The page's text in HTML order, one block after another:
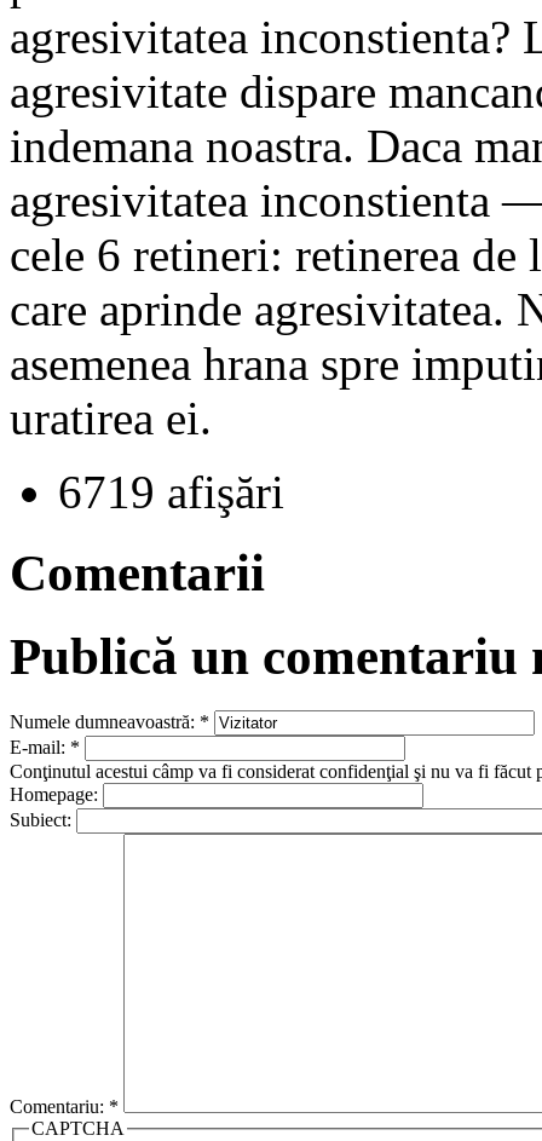
agresivitatea inconstienta?
agresivitate dispare
indemana noastra. Daca
agresivitatea inconstienta
cele 6 retineri: retinerea de
care aprinde agresivitatea.
asemenea hrana spre
uratirea ei.
6719 afişări
Comentarii
Publică un comentariu
Numele dumneavoastră: *
E-mail: *
Conţinutul acestui câmp va fi considerat confidenţial şi nu va fi făcut
Homepage:
Subiect:
Comentariu: *
CAPTCHA